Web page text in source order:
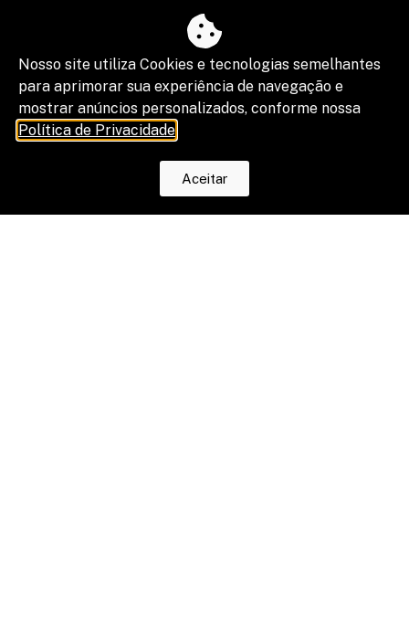
+QD: Democratizar a Justiça passa
por revolucionar o conteúdo
Nosso site utiliza Cookies e tecnologias semelhantes
para aprimorar sua experiência de navegação e
mostrar anúncios personalizados, conforme nossa
Política de Privacidade
Aceitar